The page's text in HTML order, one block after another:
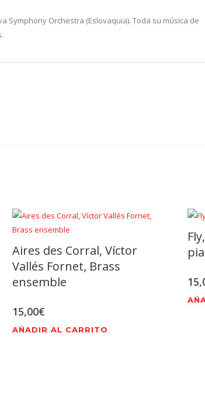
Symphony Orchestra (Eslovaquia). Toda su música de
Aires des Corral, Víctor
Vallés Fornet, Brass
ensemble
15,00€
AÑADIR AL CARRITO